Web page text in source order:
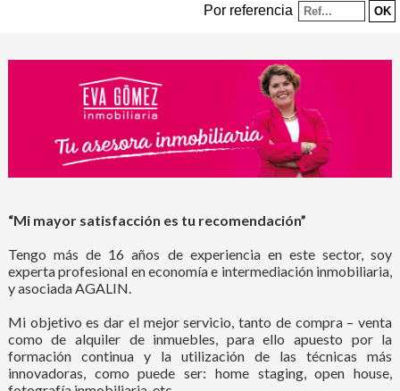
Por referencia
“Mi mayor satisfacción es tu recomendación”
Tengo más de 16 años de experiencia en este sector, soy
experta profesional en economía e intermediación inmobiliaria,
y asociada AGALIN.
Mi objetivo es dar el mejor servicio, tanto de compra – venta
como de alquiler de inmuebles, para ello apuesto por la
formación continua y la utilización de las técnicas más
innovadoras, como puede ser: home staging, open house,